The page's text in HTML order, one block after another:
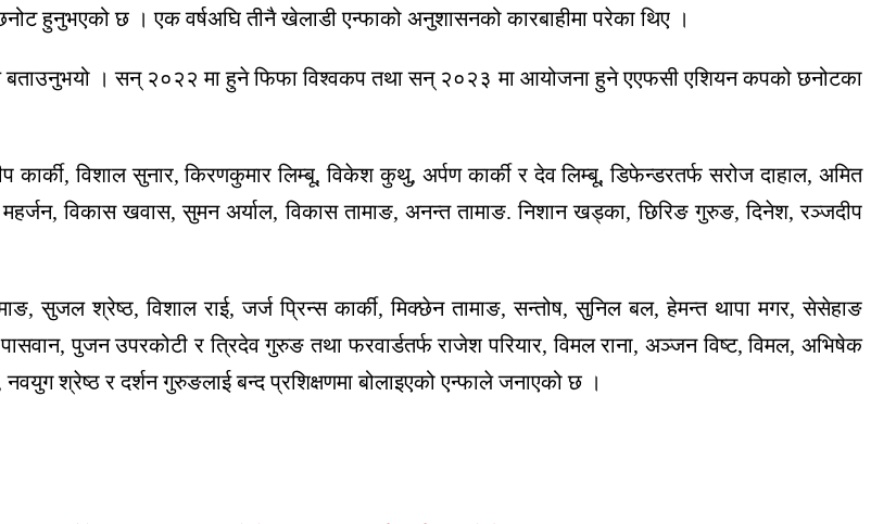
हुनुभएको छ । एक वर्षअघि तीनै खेलाडी एन्फाको अनुशासनको कारबाहीमा परेका थिए ।
बताउनुभयो । सन् २०२२ मा हुने फिफा विश्वकप तथा सन् २०२३ मा आयोजना हुने एएफसी एशियन कपको छनोटका
कार्की, विशाल सुनार, किरणकुमार लिम्बू, विकेश कुथु, अर्पण कार्की र देव लिम्बू, डिफेन्डरतर्फ सरोज दाहाल, अमित
महर्जन, विकास खवास, सुमन अर्याल, विकास तामाङ, अनन्त तामाङ. निशान खड्का, छिरिङ गुरुङ, दिनेश, रञ्जदीप
सुजल श्रेष्ठ, विशाल राई, जर्ज प्रिन्स कार्की, मिक्छेन तामाङ, सन्तोष, सुनिल बल, हेमन्त थापा मगर, सेसेहाङ
पुजन उपरकोटी र त्रिदेव गुरुङ तथा फरवार्डतर्फ राजेश परियार, विमल राना, अञ्जन विष्ट, विमल, अभिषेक
श्रेष्ठ र दर्शन गुरुङलाई बन्द प्रशिक्षणमा बोलाइएको एन्फाले जनाएको छ ।